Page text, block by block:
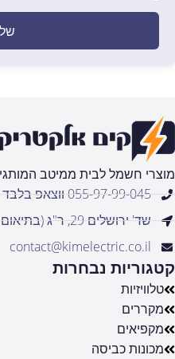
מוצרי חשמל לבית ממיטב
055-97-99-045 ווצאפ בלבד
שד' ירושלים 29, ר"ג (בתיאום מראש) ישראל
contact@kimelectric.co.il
קטגוריות נבחרות
טלוויזיות
מקררים
מקפיאים
מכונות כביסה